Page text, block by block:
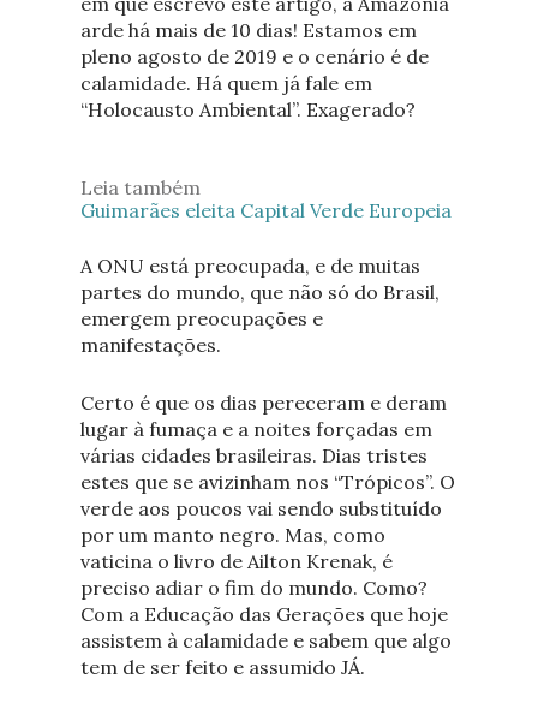
arde há mais de 10 dias! Estamos em
pleno agosto de 2019 e o cenário é de
calamidade. Há quem já fale em
“Holocausto Ambiental”. Exagerado?
Leia também
Guimarães eleita Capital Verde Europeia
A ONU está preocupada, e de muitas
partes do mundo, que não só do Brasil,
emergem preocupações e
manifestações.
Certo é que os dias pereceram e deram
lugar à fumaça e a noites forçadas em
várias cidades brasileiras. Dias tristes
estes que se avizinham nos “Trópicos”. O
verde aos poucos vai sendo substituído
por um manto negro. Mas, como
vaticina o livro de Ailton Krenak, é
preciso adiar o fim do mundo. Como?
Com a Educação das Gerações que hoje
assistem à calamidade e sabem que algo
tem de ser feito e assumido JÁ.